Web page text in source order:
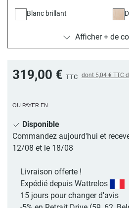
Blanc brillant
Afficher + de
319,00 € TTC dont 5,04 € TTC
OU PAYER EN
Disponible
Commandez aujourd'hui et
12/08 et le 18/08
Livraison offerte !
Expédié depuis Wattrelos
15 jours pour changer d'avis